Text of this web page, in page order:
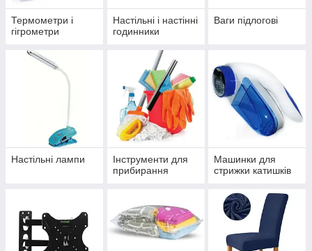
Термометри і
гігрометри
Настільні і настінні
годинники
Ваги підлогові
Настільні лампи
Інструменти для
прибирання
Машинки для
стрижки катишків